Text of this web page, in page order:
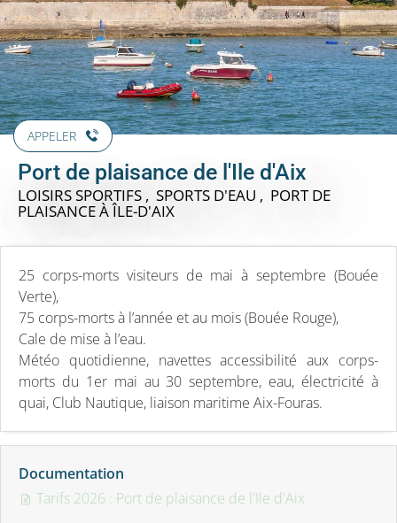
APPELER
Port de plaisance de l'Ile d'Aix
LOISIRS SPORTIFS , SPORTS D'EAU , PORT DE
PLAISANCEÀ ÎLE-D'AIX
25 corps-morts visiteurs de mai à septembre (Bouée
Verte),
75 corps-morts à l’année et au mois (Bouée Rouge),
Cale de mise à l’eau.
Météo quotidienne, navettes accessibilité aux corps-
morts du 1er mai au 30 septembre, eau, électricité à
quai, Club Nautique, liaison maritime Aix-Fouras.
Documentation
Tarifs 2026 : Port de plaisance de l'Ile d'Aix